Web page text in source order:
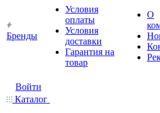
Бренды
Условия
оплаты
Условия
доставки
Гарантия на
товар
О
Войти
Каталог